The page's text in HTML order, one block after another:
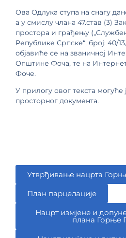
Ова Одлука ступа на снагу
а у смислу члана 47.став (3)
простора и грађењу
Републике Српске“, број: 40/
објавиће се на званичној
Општине Фоча, те на
Фоче.
У прилогу овог текста
просторног документа.
Утврђивање нацрта
План парцелације
Нацрт измјене и
плана Горње